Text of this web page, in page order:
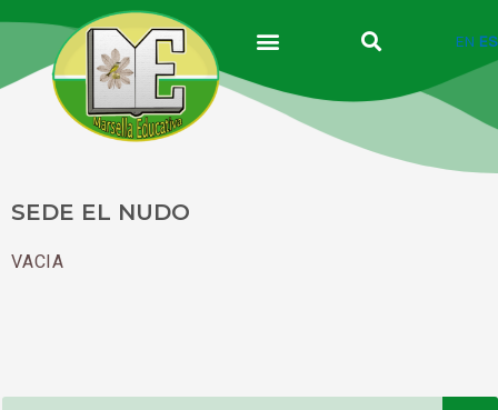
contenido
EN ES
SEDE EL NUDO
VACIA